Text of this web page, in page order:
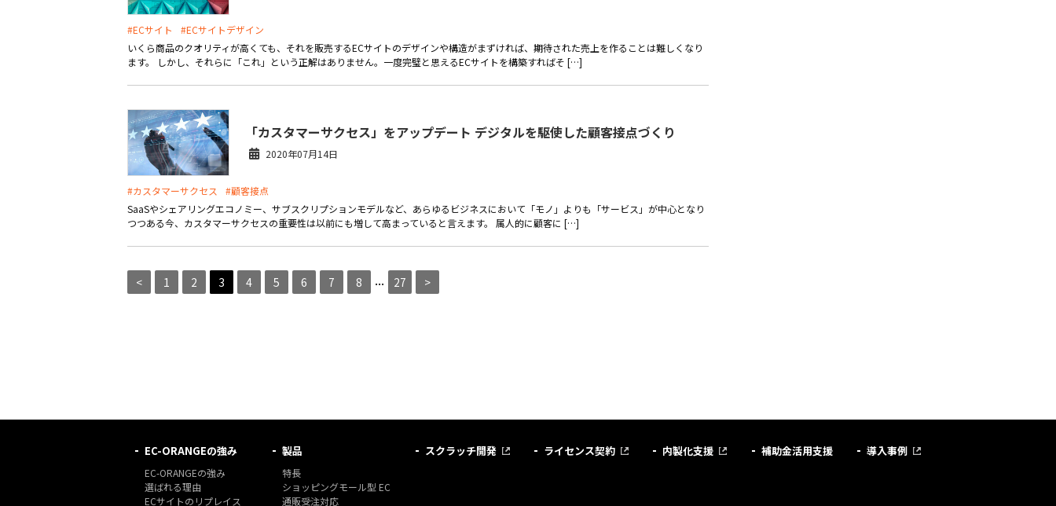
#ECサイト
#ECサイトデザイン
いくら商品のクオリティが高くても、それを販売するECサイトのデザインや構造がまずければ、期待された売上を作ることは難しくなり
ます。 しかし、それらに「これ」という正解はありません。一度完璧と思えるECサイトを構築すればそ […]
「カスタマーサクセス」をアップデート デジタルを駆使した顧客接点づくり
2020年07月14日
#カスタマーサクセス
#顧客接点
SaaSやシェアリングエコノミー、サブスクリプションモデルなど、あらゆるビジネスにおいて「モノ」よりも「サービス」が中心となり
つつある今、カスタマーサクセスの重要性は以前にも増して高まっていると言えます。 属人的に顧客に […]
< 1 2 3 4 5 6 7 8 ... 27 >
EC-ORANGEの強み
EC-ORANGEの強み
選ばれる理由
ECサイトのリプレイス
製品
特長
ショッピングモール型 EC
通販受注対応
スクラッチ開発 ライセンス契約 内製化支援 補助金活用支援 導入事例